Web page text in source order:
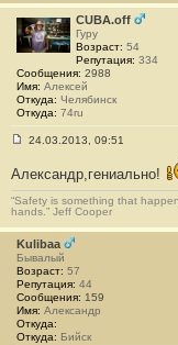
и
е
#
1
CUBA.off
Гуру
Возраст: 54
Репутация: 334
Сообщения: 2988
Имя: Алексей
Откуда: Челябинск
Откуда: 74ru
о
б
щ
е
н
и
е
#
1
6
24.03.2013, 09:51
Александр,гениально!
“Safety is something that
hands.” Jeff Cooper
Kulibaa
Бывалый
Возраст: 57
Репутация: 44
Сообщения: 159
Имя: Александр
Откуда:
Откуда: Бийск